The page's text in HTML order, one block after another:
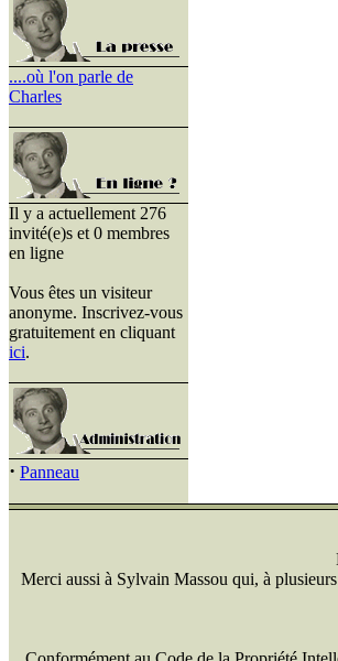
....où l'on parle de
Charles
Il y a actuellement 276
invité(e)s et 0 membres
en ligne
Vous êtes un visiteur
anonyme. Inscrivez-vous
gratuitement en cliquant
ici.
· Panneau
Merci aussi à Sylvain Massou qui, à